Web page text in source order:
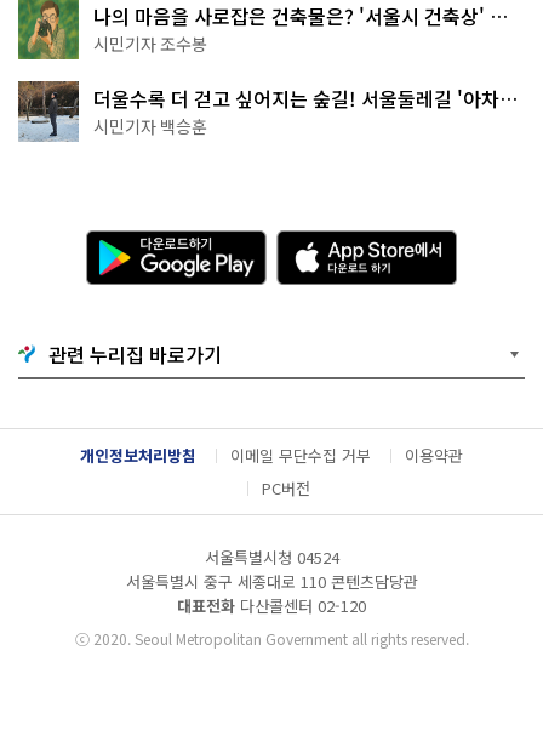
나의 마음을 사로잡은 건축물은? '서울시 건축상' 수
상작 공개!
시민기자 조수봉
더울수록 더 걷고 싶어지는 숲길! 서울둘레길 '아차산
코스'
시민기자 백승훈
다
운
로
기
G
o
g
l
e
l
A
p
p
e
서
다
운
드
관련 누리집 바로가기
개인정보처리방침 이메일 무단수집 거부
이용약관
PC버전
서울특별시청 04524
서울특별시 중구 세종대로 110 콘텐츠담당관
대표전화 다산콜센터 02-120
ⓒ2020. Seoul Metropolitan Government all rights reserved.